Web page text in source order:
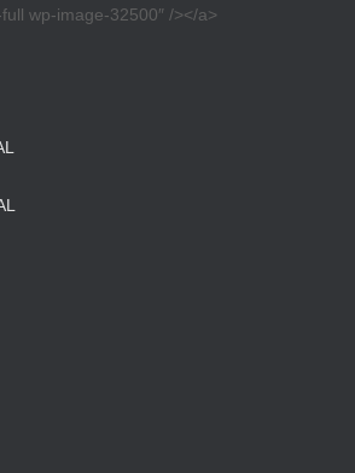
wp-image-32500″ /></a>